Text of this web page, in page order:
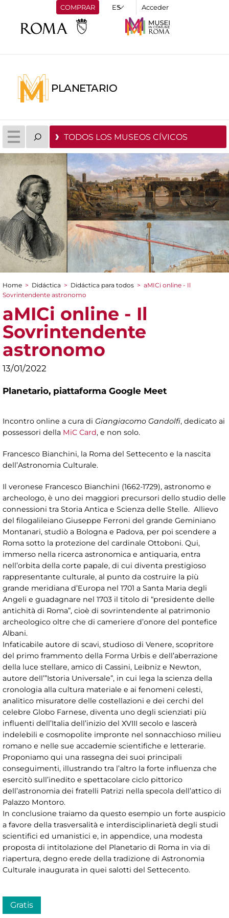
COMPRAR Acceder
PLANETARIO
TODOS LOS MUSEOS CÍVICOS
You are here
Home > Didáctica > Didáctica para todos > aMICi online - Il
Sovrintendente astronomo
aMICi online - Il
Sovrintendente
astronomo
13/01/2022
Planetario, piattaforma Google Meet
Incontro online a cura di Giangiacomo Gandolfi, dedicato ai
possessori della MiC Card, e non solo.
Francesco Bianchini, la Roma del Settecento e la nascita
dell’Astronomia Culturale.
Il veronese Francesco Bianchini (1662-1729), astronomo e
archeologo, è uno dei maggiori precursori dello studio delle
connessioni tra Storia Antica e Scienza delle Stelle. Allievo
del filogalileiano Giuseppe Ferroni del grande Geminiano
Montanari, studiò a Bologna e Padova, per poi scendere a
Roma sotto la protezione del cardinale Ottoboni. Qui,
immerso nella ricerca astronomica e antiquaria, entra
nell’orbita della corte papale, di cui diventa prestigioso
rappresentante culturale, al punto da costruire la più
grande meridiana d’Europa nel 1701 a Santa Maria degli
Angeli e guadagnare nel 1703 il titolo di “presidente delle
antichità di Roma”, cioè di sovrintendente al patrimonio
archeologico oltre che di cameriere d’onore del pontefice
Albani.
Infaticabile autore di scavi, studioso di Venere, scopritore
del primo frammento della Forma Urbis e dell’aberrazione
della luce stellare, amico di Cassini, Leibniz e Newton,
autore dell’”Istoria Universale”, in cui lega la scienza della
cronologia alla cultura materiale e ai fenomeni celesti,
analitico misuratore delle costellazioni e dei cerchi del
celebre Globo Farnese, diventa uno degli scienziati più
influenti dell’Italia dell’inizio del XVIII secolo e lascerà
indelebili e cosmopolite impronte nel sonnacchioso milieu
romano e nelle sue accademie scientifiche e letterarie.
Proponiamo qui una rassegna dei suoi principali
conseguimenti, illustrando tra l’altro la forte influenza che
esercitò sull’inedito e spettacolare ciclo pittorico
dell’astronomia dei fratelli Patrizi nella specola dell’attico di
Palazzo Montoro.
In conclusione traiamo da questo esempio un forte auspicio
a favore della trasversalità e interdisciplinarietà degli studi
scientifici ed umanistici e, in appendice, una modesta
proposta di intitolazione del Planetario di Roma in via di
riapertura, degno erede della tradizione di Astronomia
Culturale inaugurata in quei salotti del Settecento.
Gratis